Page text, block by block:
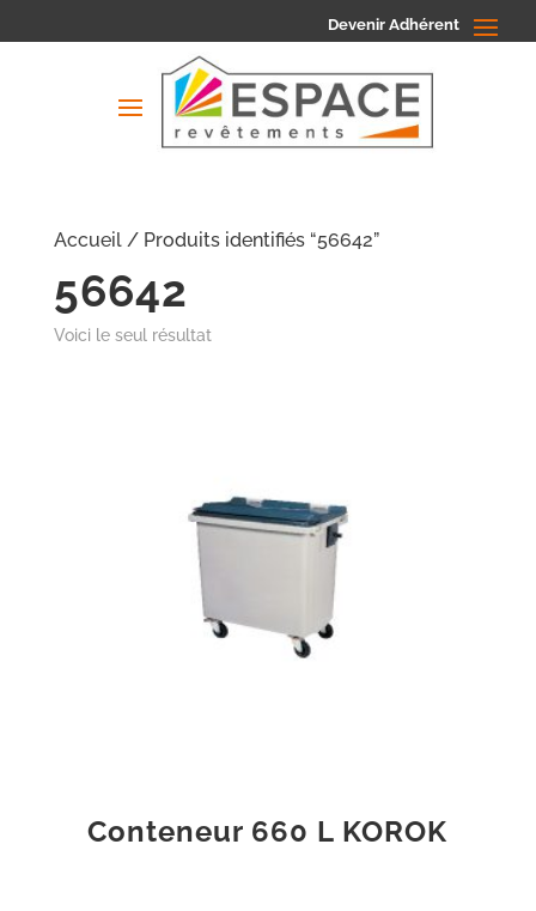
Devenir Adhérent
Accueil/ Produits identifiés “56642”
56642
Voici le seul résultat
Conteneur 660 L KOROK